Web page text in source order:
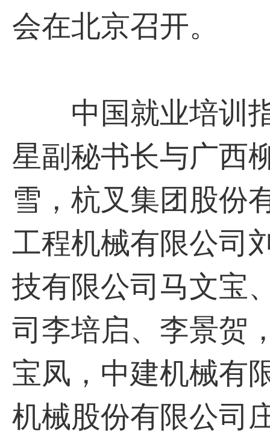
会在北京召开。
中国就业培训指
星副秘书长与广西
雪，杭叉集团股份
工程机械有限公司
技有限公司马文宝
司李培启、李景贺
宝凤，中建机械有
机械股份有限公司